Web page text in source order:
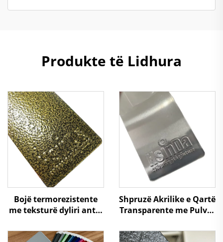
Produkte të Lidhura
Bojë termorezistente
me teksturë dyliri antik
mobilje metalike
Shpruzë Akrilike e Qartë
Transparente me Pulver
dhe Pjesë